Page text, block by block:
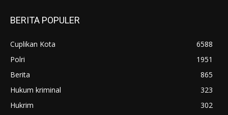
BERITA POPULER
Cuplikan Kota
6588
Polri
1951
Berita
865
Hukum kriminal
323
Hukrim
302